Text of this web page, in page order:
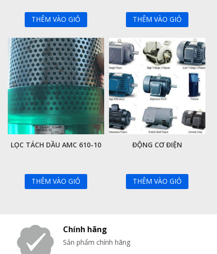
THÊM VÀO GIỎ THÊM VÀO GIỎ
LỌC TÁCH DẦU AMC 610-10
THÊM VÀO GIỎ
ĐỘNG CƠ ĐIỆN
THÊM VÀO GIỎ
Chính hãng
Sản phẩm chính hãng